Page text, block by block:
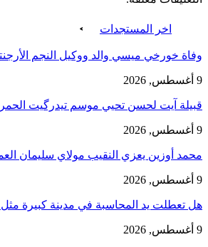
اخر المستجدات
وفاة خورخي ميسي والد ووكيل النجم الأرجنتيني
9 أغسطس, 2026
قبيلة آيت لحسن تحيي موسم تيدرگيت
9 أغسطس, 2026
محمد أوزين يعزي النقيب مولاي سليمان
9 أغسطس, 2026
هل تعطلت يد المحاسبة في مدينة كبيرة مثل
9 أغسطس, 2026